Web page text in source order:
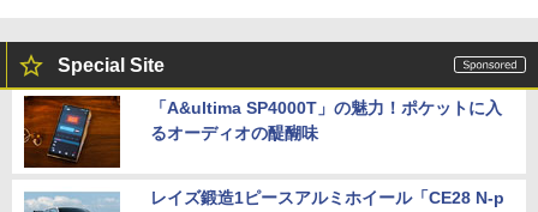
Special Site
「A&ultima SP4000T」の魅力！ポケットに入
るオーディオの醍醐味
レイズ鍛造1ピースアルミホイール「CE28 N-p